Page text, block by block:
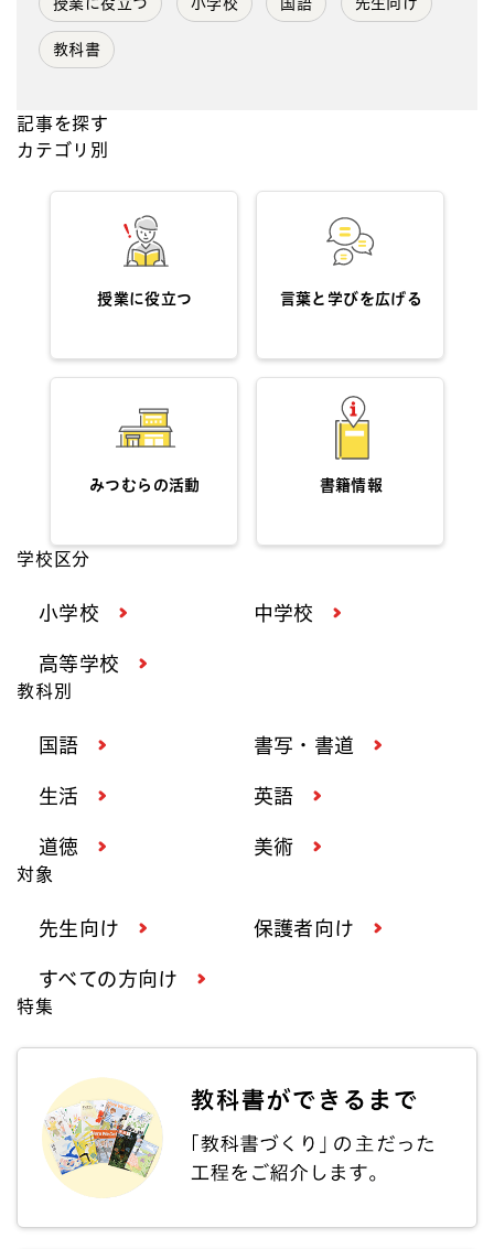
教科書
記事を探す
カテゴリ別
授業に役立つ 言葉と学びを広げる
みつむらの活動 書籍情報
学校区分
小学校 中学校
高等学校
教科別
国語 書写・書道
生活 英語
道徳 美術
対象
先生向け 保護者向け
すべての方向け
特集